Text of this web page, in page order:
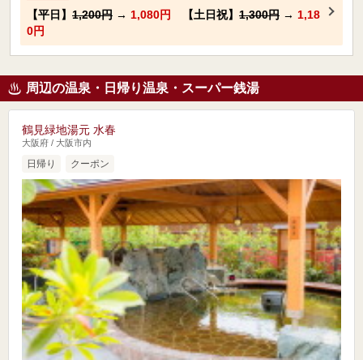
【平日】 1,200円 → 1,080円 【土日祝】 1,300円 → 1,18
0円
周辺の温泉・日帰り温泉・スーパー銭湯
鶴見緑地湯元 水春
大阪府 / 大阪市内
日帰り クーポン